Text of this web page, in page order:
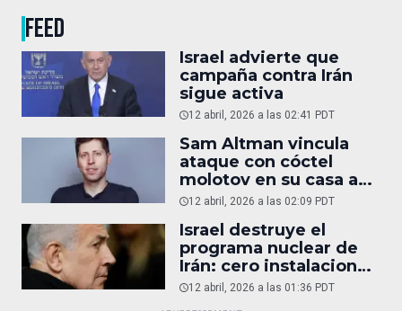
FEED
Israel advierte que
campaña contra Irán
sigue activa
12 abril, 2026 a las 02:41 PDT
Sam Altman vincula
ataque con cóctel
molotov en su casa a
reportaje
12 abril, 2026 a las 02:09 PDT
Israel destruye el
programa nuclear de
Irán: cero instalaciones
operativas
12 abril, 2026 a las 01:36 PDT